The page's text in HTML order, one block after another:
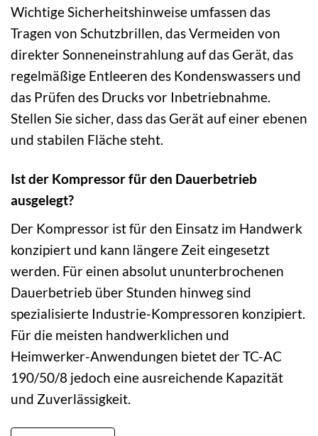
Wichtige Sicherheitshinweise umfassen das
Tragen von Schutzbrillen, das Vermeiden von
direkter Sonneneinstrahlung auf das Gerät, das
regelmäßige Entleeren des Kondenswassers und
das Prüfen des Drucks vor Inbetriebnahme.
Stellen Sie sicher, dass das Gerät auf einer ebenen
und stabilen Fläche steht.
Ist der Kompressor für den Dauerbetrieb
ausgelegt?
Der Kompressor ist für den Einsatz im Handwerk
konzipiert und kann längere Zeit eingesetzt
werden. Für einen absolut ununterbrochenen
Dauerbetrieb über Stunden hinweg sind
spezialisierte Industrie-Kompressoren konzipiert.
Für die meisten handwerklichen und
Heimwerker-Anwendungen bietet der TC-AC
190/50/8 jedoch eine ausreichende Kapazität
und Zuverlässigkeit.